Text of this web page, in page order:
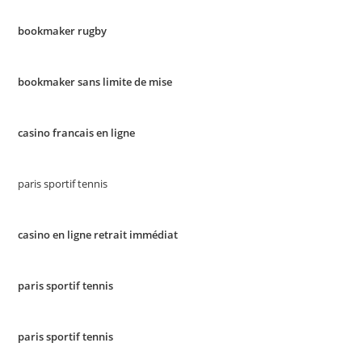
bookmaker rugby
bookmaker sans limite de mise
casino francais en ligne
paris sportif tennis
casino en ligne retrait immédiat
paris sportif tennis
paris sportif tennis